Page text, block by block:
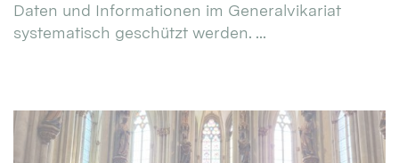
Daten und Informationen im Generalvikariat
systematisch geschützt werden. ...